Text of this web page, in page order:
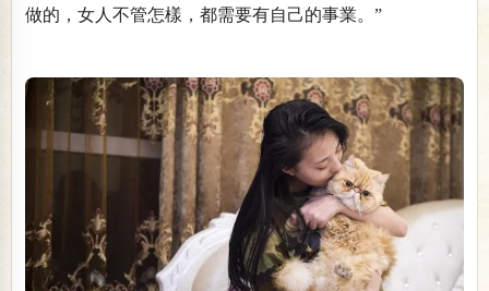
做的，女人不管怎樣，都需要有自己的事業。”